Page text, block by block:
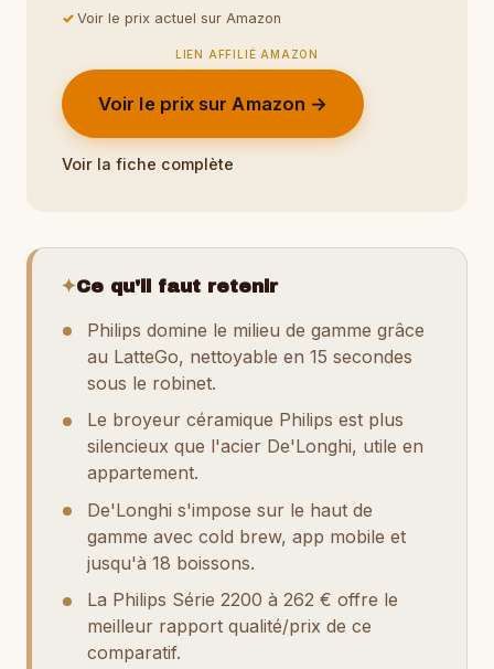
Voir le prix actuel sur Amazon
LIEN AFFILIÉ AMAZON
Voir le prix sur Amazon →
Voir la fiche complète
✦Ce qu'il faut retenir
Philips domine le milieu de gamme grâce
au LatteGo, nettoyable en 15 secondes
sous le robinet.
Le broyeur céramique Philips est plus
silencieux que l'acier De'Longhi, utile en
appartement.
De'Longhi s'impose sur le haut de
gamme avec cold brew, app mobile et
jusqu'à 18 boissons.
La Philips Série 2200 à 262 € offre le
meilleur rapport qualité/prix de ce
comparatif.